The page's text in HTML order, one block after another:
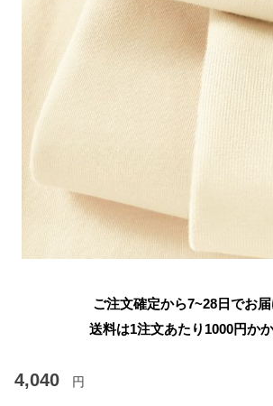
ご注文確定から7~28日でお
送料は1注文あたり 1000円か
4,040 円